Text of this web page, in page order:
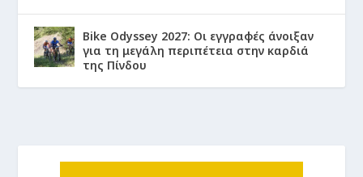
Bike Odyssey 2027: Οι εγγραφές άνοιξαν
για τη μεγάλη περιπέτεια στην καρδιά
της Πίνδου